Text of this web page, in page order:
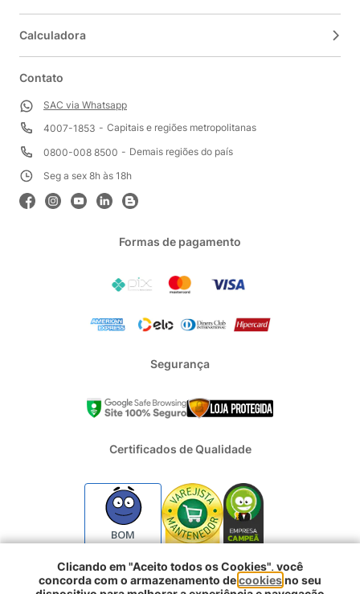
Calculadora
Contato
SAC via Whatsapp
4007-1853
Capitais e regiões metropolitanas
0800-008 8500
Demais regiões do país
Seg a sex 8h às 18h
Formas de pagamento
Segurança
Certificados de Qualidade
BOM
2024 - Todos os direitos reservados | REFRIGERACAO DUFRIO
Clicando em "Aceito todos os Cookies", você
concorda com o armazenamento decookiesno seu